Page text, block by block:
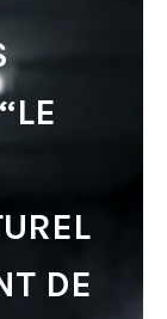
DE